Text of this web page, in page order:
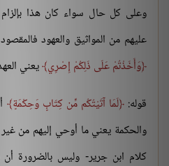
وعلى كل حال سواء كان هذا بإلزام
عليهم من المواثيق والعهود
وَأَخَذْتُمْ عَلَى ذَلِكُمْ إِصْرِي يعني
قوله: لَمَا آتَيْتُكُم مِّن كِتَابٍ وَحِكْمَةٍ
والحكمة يعني ما أوحي إليهم من
كلام ابن جرير- وليس بالضرورة